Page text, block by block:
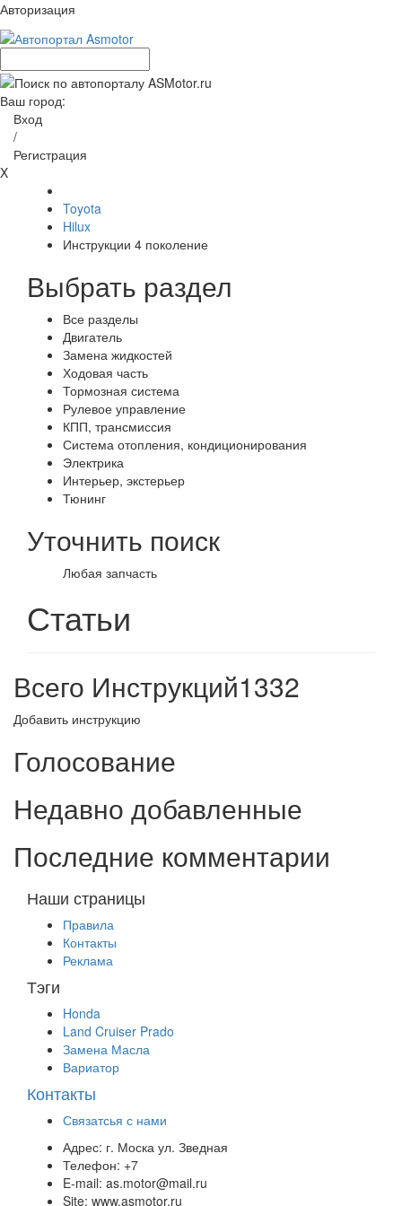
Авторизация
Ваш город:
Вход
/
Регистрация
X
Toyota
Hilux
Инструкции 4 поколение
Выбрать раздел
Все разделы
Двигатель
Замена жидкостей
Ходовая часть
Тормозная система
Рулевое управление
КПП, трансмиссия
Система отопления, кондиционирования
Электрика
Интерьер, экстерьер
Тюнинг
Уточнить поиск
Любая запчасть
Статьи
Всего Инструкций1332
Добавить инструкцию
Голосование
Недавно добавленные
Последние комментарии
Наши страницы
Правила
Контакты
Реклама
Тэги
Honda
Land Cruiser Prado
Замена Масла
Вариатор
Контакты
Связатсья с нами
Адрес: г. Моска ул. Зведная
Телефон: +7
E-mail: as.motor@mail.ru
Site: www.asmotor.ru